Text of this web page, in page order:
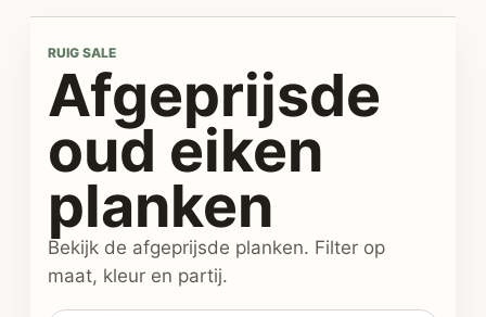
RUIG SALE
Afgeprijsde
oud eiken
planken
Bekijk de afgeprijsde planken. Filter op
maat, kleur en partij.